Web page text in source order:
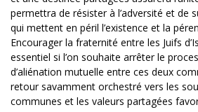
permettra de résister à l’adversité et de
qui mettent en péril l’existence et la
Encourager la fraternité entre les Juifs
essentiel si l’on souhaite arrêter le
d’aliénation mutuelle entre ces deux
retour savamment orchestré vers les
communes et les valeurs partagées